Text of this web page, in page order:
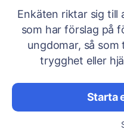
Enkäten riktar sig till
som har förslag på
ungdomar, så
trygghet eller
Starta